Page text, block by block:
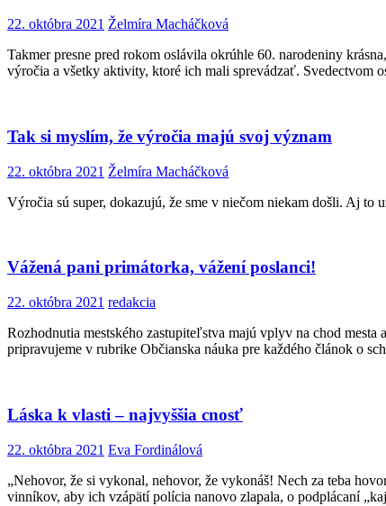
22. októbra 2021 Želmíra Macháčková
Takmer presne pred rokom oslávila okrúhle 60. narodeniny
výročia a všetky aktivity, ktoré ich mali sprevádzať. Svedectvom
Tak si myslím, že výročia majú svoj význam
22. októbra 2021 Želmíra Macháčková
Výročia sú super, dokazujú, že sme v niečom niekam došli. Aj to
Vážená pani primátorka, vážení poslanci!
22. októbra 2021 redakcia
Rozhodnutia mestského zastupiteľstva majú vplyv na chod
pripravujeme v rubrike Občianska náuka pre každého článok o
Láska k vlasti – najvyššia cnosť
22. októbra 2021 Eva Fordinálová
„Nehovor, že si vykonal, nehovor, že vykonáš! Nech za teba
vinníkov, aby ich vzápätí polícia nanovo zlapala, o podplácaní